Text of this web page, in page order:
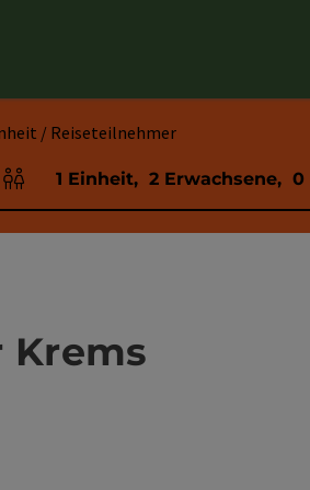
Einheit / Reiseteilnehmer
Einheitenanzahl und Personenfelder
1 Einheit, 2 Erwachsene, 0
Krems